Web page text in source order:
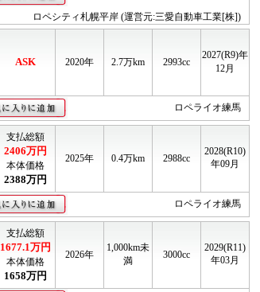
ロペシティ札幌平岸 (運営元:三愛自動車工業[株])
ASK 2020年 2.7万km 2993cc
2027(R9)年
12月
ロペライオ練馬
支払総額
2406万円
本体価格
2388万円
2025年 0.4万km 2988cc
2028(R10)
年09月
ロペライオ練馬
支払総額
1677.1万円
本体価格
1658万円
2026年
1,000km未
満
3000cc
2029(R11)
年03月